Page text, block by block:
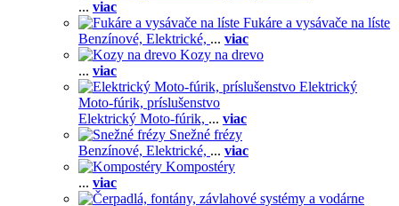
... viac
Fukáre a vysávače na líste
Benzínové, Elektrické, ... viac
Kozy na drevo
... viac
Elektrický
Moto-fúrik, príslušenstvo
Elektrický Moto-fúrik, ... viac
Snežné frézy
Benzínové, Elektrické, ... viac
Kompostéry
... viac